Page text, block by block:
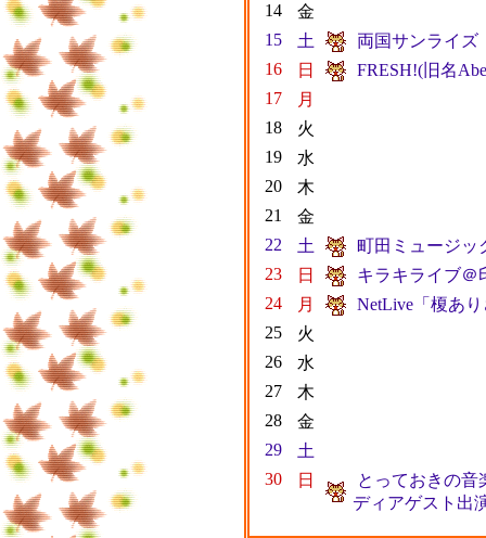
14
金
15
土
両国サンライズ
16
日
FRESH!(旧名
17
月
18
火
19
水
20
木
21
金
22
土
町田ミュージッ
23
日
キラキライブ＠
24
月
NetLive「榎あ
25
火
26
水
27
木
28
金
29
土
30
日
とっておきの音
ディアゲスト出